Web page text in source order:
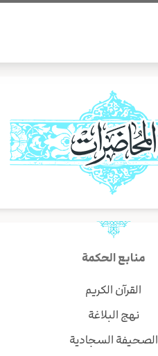
منابع الحكمة
القرآن الكريم
نهج البلاغة
الصحيفة السجادية